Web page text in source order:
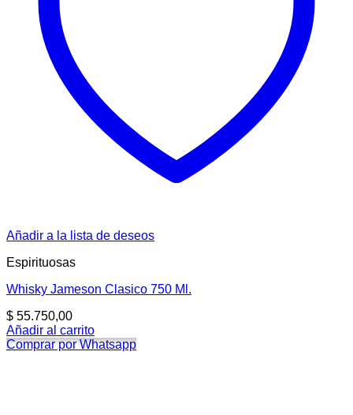
Añadir a la lista de deseos
Espirituosas
Whisky Jameson Clasico 750 Ml.
$ 55.750,00
Añadir al carrito
Comprar por Whatsapp